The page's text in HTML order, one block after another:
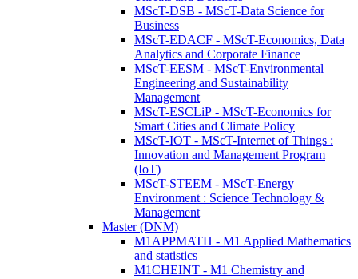
MScT-DSB - MScT-Data Science for
Business
MScT-EDACF - MScT-Economics, Data
Analytics and Corporate Finance
MScT-EESM - MScT-Environmental
Engineering and Sustainability
Management
MScT-ESCLiP - MScT-Economics for
Smart Cities and Climate Policy
MScT-IOT - MScT-Internet of Things :
Innovation and Management Program
(IoT)
MScT-STEEM - MScT-Energy
Environment : Science Technology &
Management
Master (DNM)
M1APPMATH - M1 Applied Mathematics
and statistics
M1CHEINT - M1 Chemistry and